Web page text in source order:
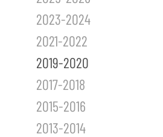
2023-2024
2021-2022
2019-2020
2017-2018
2015-2016
2013-2014